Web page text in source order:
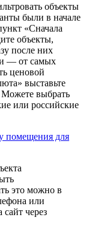
объекты
были в начале
«Сначала
объекты,
после них
— от самых
ценовой
выставьте
выбрать
или российские
помещения для
это можно в
или
через